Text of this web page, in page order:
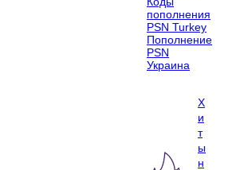
пополнения
PSN Turkey
Пополнение
PSN
Украина
Х
и
т
ы
н